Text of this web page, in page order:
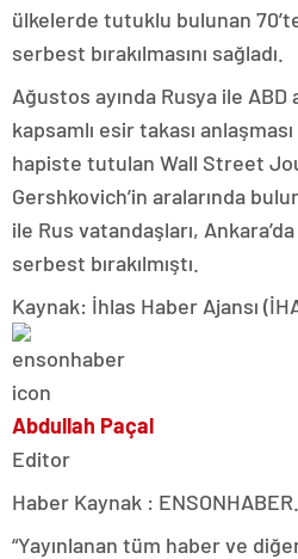
ülkelerde tutuklu bulunan
serbest bırakılmasını sağladı.
Ağustos ayında Rusya ile ABD
kapsamlı esir takası
hapiste tutulan Wall Street
Gershkovich’in aralarında
ile Rus vatandaşları,
serbest bırakılmıştı.
Kaynak: İhlas Haber Ajansı
Abdullah Paçal
Editor
Haber Kaynak :
“Yayınlanan tüm haber ve